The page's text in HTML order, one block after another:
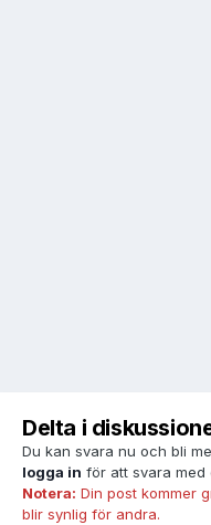
Delta i
Du kan svara nu och bli
logga in för att svara med
Notera: Din post kommer
blir synlig för andra.